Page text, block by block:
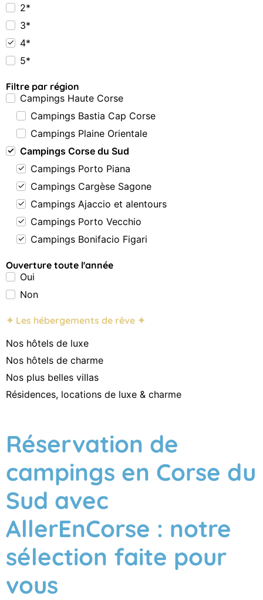
2*
3*
4*
5*
Filtre par région
Campings Haute Corse
Campings Bastia Cap Corse
Campings Plaine Orientale
Campings Corse du Sud
Campings Porto Piana
Campings Cargèse Sagone
Campings Ajaccio et alentours
Campings Porto Vecchio
Campings Bonifacio Figari
Ouverture toute l'année
Oui
Non
✦ Les hébergements de rêve ✦
Nos hôtels de luxe
Nos hôtels de charme
Nos plus belles villas
Résidences, locations de luxe & charme
Réservation de
campings en Corse du
Sud avec
AllerEnCorse : notre
sélection faite pour
vous